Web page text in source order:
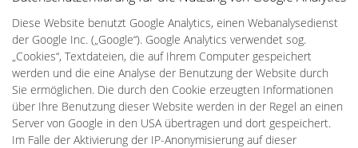
Diese Website benutzt Google Analytics, einen Webanalysedienst
der Google Inc. („Google“). Google Analytics verwendet sog.
„Cookies“, Textdateien, die auf Ihrem Computer gespeichert
werden und die eine Analyse der Benutzung der Website durch
Sie ermöglichen. Die durch den Cookie erzeugten Informationen
über Ihre Benutzung dieser Website werden in der Regel an einen
Server von Google in den USA übertragen und dort gespeichert.
Im Falle der Aktivierung der IP-Anonymisierung auf dieser